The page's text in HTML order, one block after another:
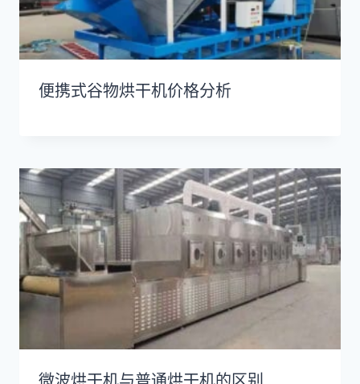
便携式谷物烘干机价格分析